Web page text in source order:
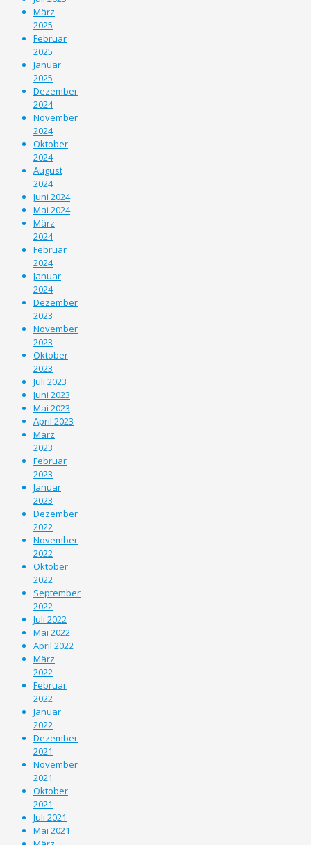
März
2025
Februar
2025
Januar
2025
Dezember
2024
November
2024
Oktober
2024
August
2024
Juni 2024
Mai 2024
März
2024
Februar
2024
Januar
2024
Dezember
2023
November
2023
Oktober
2023
Juli 2023
Juni 2023
Mai 2023
April 2023
März
2023
Februar
2023
Januar
2023
Dezember
2022
November
2022
Oktober
2022
September
2022
Juli 2022
Mai 2022
April 2022
März
2022
Februar
2022
Januar
2022
Dezember
2021
November
2021
Oktober
2021
Juli 2021
Mai 2021